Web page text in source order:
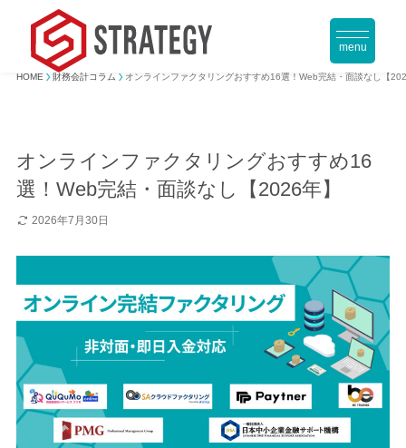
menu
HOME 財務会計コラム オンラインファクタリングおすすめ16選！Web完結・面談なし【
オンラインファクタリングおすすめ16
選！Web完結・面談なし【2026年】
2026年7月30日